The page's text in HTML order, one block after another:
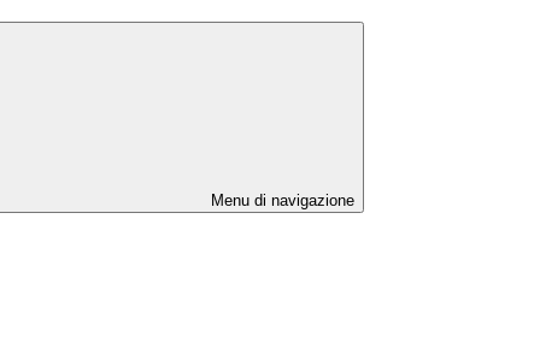
Menu di navigazione